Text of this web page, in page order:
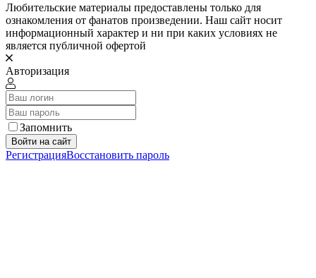
Любительские материалы предоставлены только для
ознакомления от фанатов произведении. Наш сайт носит
информационный характер и ни при каких условиях не
является публичной офертой
Авторизация
Запомнить
Войти на сайт
РегистрацияВосстановить пароль